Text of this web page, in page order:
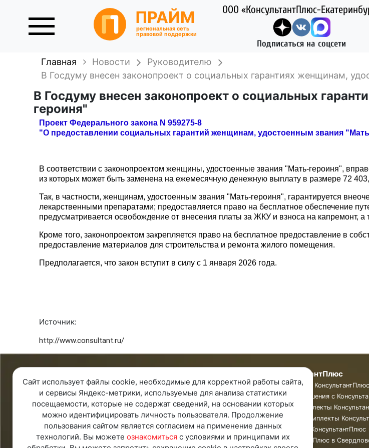
ПРАЙМ
региональная сеть
правовой поддержки
ООО «КонсультантПлюс-
Подписаться на соцсети
Главная Новости
Руководителю
В Госдуму внесен законопроект о социальных гарантиях женщинам,
В Госдуму внесен законопроект о социальных
героиня"
Проект Федерального закона N 959275-8
"О предоставлении социальных гарантий женщинам, удостоенным звания
В соответствии с законопроектом женщины, удостоенные звания "Мать-героиня",
из которых может быть заменена на ежемесячную денежную выплату в размере 72
Так, в частности, женщинам, удостоенным звания "Мать-героиня", гарантируется
лекарственными препаратами; предоставляется право на бесплатное обеспечение
предусматривается освобождение от внесения платы за ЖКУ и взноса на капремонт, а
Кроме того, законопроектом закрепляется право на бесплатное предоставление в
предоставление материалов для строительства и ремонта жилого помещения.
Предполагается, что закон вступит в силу с 1 января 2026 года.
Источник:
http://www.consultant.ru/
Единый телефон
8 800 100 00 78
Бесплатно по России
Обратная связь
Удаленная поддержка
Политика конфиденциальности
О компании
Контакты
Вакансии
КонсультантПлюс
Программы КонсультантПлюс
Готовые решения с
Смарт Комплекты
Жесткие Комплекты
Бюллетень КонсультантПлюс
КонсультантПлюс в
Сайт использует файлы cookie, необходимые для корректной работы сайта,
и сервисы Яндекс-метрики, используемые для анализа статистики
посещаемости, которые не содержат сведений, на основании которых
можно идентифицировать личность пользователя. Продолжение
пользования сайтом является согласием на применение данных
технологий. Вы можете ознакомитьсяс условиями и принципами их